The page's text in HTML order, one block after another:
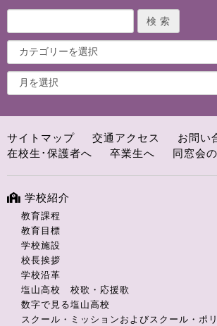
サイトマップ 交通アクセス
お問い
在校生･保護者へ
卒業生へ 同窓会
学校紹介
教育課程
教育目標
学校施設
校長挨拶
学校沿革
塩山高校 校歌・応援歌
数字で見る塩山高校
スクール・ミッションおよびスクール・ポ